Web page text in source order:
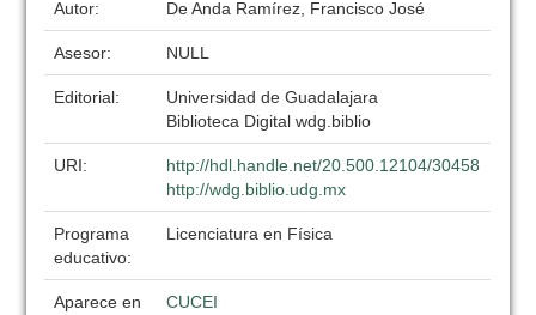
Autor: De Anda Ramírez, Francisco José
Asesor: NULL
Editorial:
Universidad de Guadalajara
Biblioteca Digital wdg.biblio
URI:
http://hdl.handle.net/20.500.12104/30458
http://wdg.biblio.udg.mx
Programa
educativo:
Licenciatura en Física
Aparece en
CUCEI